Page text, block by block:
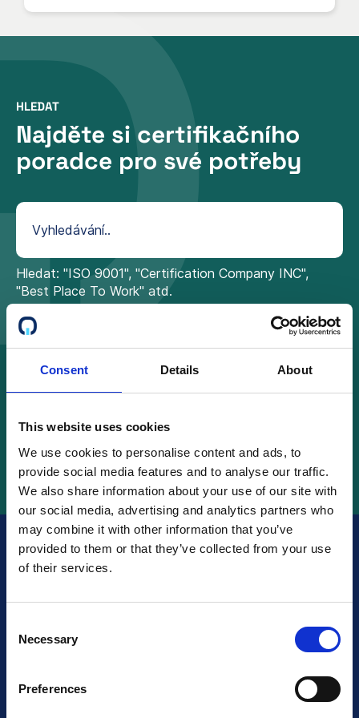
Consent Details About
This website uses cookies
We use cookies to personalise content and ads, to
provide social media features and to analyse our traffic.
We also share information about your use of our site with
our social media, advertising and analytics partners who
may combine it with other information that you’ve
provided to them or that they’ve collected from your use
of their services.
Selection
Necessary
Preferences
HLEDAT
Najděte si certifikačního
poradce pro své potřeby
Hledat: "ISO 9001", "Certification Company INC",
"Best Place To Work" atd.
vaši budoucí klienti!